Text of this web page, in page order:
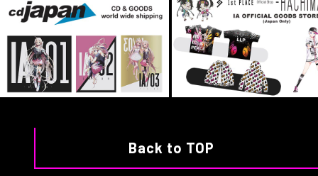
Back to TOP